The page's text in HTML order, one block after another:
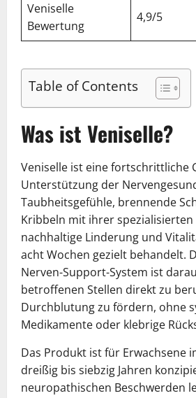
Veniselle
Bewertung
4,9/5
Table of Contents
Was ist Veniselle?
Veniselle ist eine fortschrittliche
Unterstützung der
Taubheitsgefühle, brennende
Kribbeln mit ihrer
nachhaltige Linderung und
acht Wochen gezielt behandelt.
Nerven-Support-System ist
betroffenen Stellen direkt zu
Durchblutung zu fördern, ohne
Medikamente oder klebrige
Das Produkt ist für Erwachsene
dreißig bis siebzig Jahren
neuropathischen Beschwerden